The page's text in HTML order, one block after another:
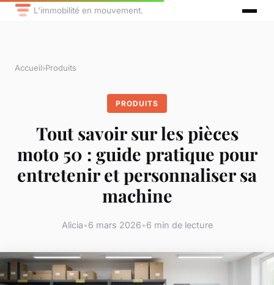
L'immobilité en mouvement.
Accueil›Produits
PRODUITS
Tout savoir sur les pièces
moto 50 : guide pratique pour
entretenir et personnaliser sa
machine
Alicia•6 mars 2026•6 min de lecture